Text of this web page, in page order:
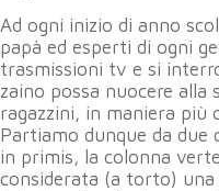
Ad ogni inizio di anno
papà ed esperti di ogni
trasmissioni tv e si
zaino possa nuocere alla
ragazzini, in maniera più
Partiamo dunque da due
in primis, la colonna
considerata (a torto)